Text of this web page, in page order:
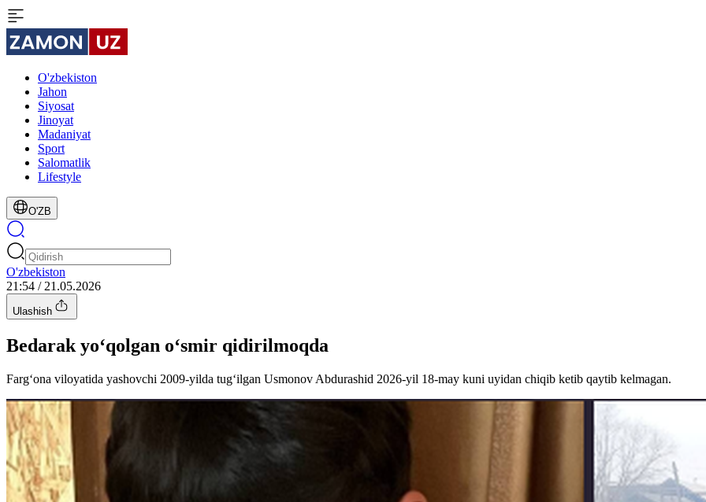
O'zbekiston
Jahon
Siyosat
Jinoyat
Madaniyat
Sport
Salomatlik
Lifestyle
O'ZB
O'zbekiston
21:54 / 21.05.2026
Ulashish
Bedarak yo‘qolgan o‘smir qidirilmoqda
Farg‘ona viloyatida yashovchi 2009-yilda tug‘ilgan Usmonov Abdurashid 2026-yil 18-may kuni uyidan chiqib ketib qaytib kelmagan.